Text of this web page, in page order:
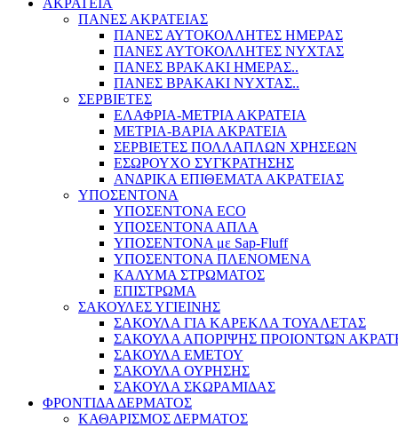
ΑΚΡΑΤΕΙΑ
ΠΑΝΕΣ ΑΚΡΑΤΕΙΑΣ
ΠΑΝΕΣ ΑΥΤΟΚΟΛΛΗΤΕΣ ΗΜΕΡΑΣ
ΠΑΝΕΣ ΑΥΤΟΚΟΛΛΗΤΕΣ ΝΥΧΤΑΣ
ΠΑΝΕΣ ΒΡΑΚΑΚΙ ΗΜΕΡΑΣ..
ΠΑΝΕΣ ΒΡΑΚΑΚΙ ΝΥΧΤΑΣ..
ΣΕΡΒΙΕΤΕΣ
ΕΛΑΦΡΙΑ-ΜΕΤΡΙΑ ΑΚΡΑΤΕΙΑ
ΜΕΤΡΙΑ-ΒΑΡΙΑ ΑΚΡΑΤΕΙΑ
ΣΕΡΒΙΕΤΕΣ ΠΟΛΛΑΠΛΩΝ ΧΡΗΣΕΩΝ
ΕΣΩΡΟΥΧΟ ΣΥΓΚΡΑΤΗΣΗΣ
ΑΝΔΡΙΚΑ ΕΠΙΘΕΜΑΤΑ ΑΚΡΑΤΕΙΑΣ
ΥΠΟΣΕΝΤΟΝΑ
ΥΠΟΣΕΝΤΟΝΑ ECO
ΥΠΟΣΕΝΤΟΝΑ ΑΠΛΑ
ΥΠΟΣΕΝΤΟΝΑ με Sap-Fluff
ΥΠΟΣΕΝΤΟΝΑ ΠΛΕΝΟΜΕΝΑ
ΚΑΛΥΜΑ ΣΤΡΩΜΑΤΟΣ
ΕΠΙΣΤΡΩΜΑ
ΣΑΚΟΥΛΕΣ ΥΓΙΕΙΝΗΣ
ΣΑΚΟΥΛΑ ΓΙΑ ΚΑΡΕΚΛΑ ΤΟΥΑΛΕΤΑΣ
ΣΑΚΟΥΛΑ ΑΠΟΡΙΨΗΣ ΠΡΟΙΟΝΤΩΝ
ΣΑΚΟΥΛΑ ΕΜΕΤΟΥ
ΣΑΚΟΥΛΑ ΟΥΡΗΣΗΣ
ΣΑΚΟΥΛΑ ΣΚΩΡΑΜΙΔΑΣ
ΦΡΟΝΤΙΔΑ ΔΕΡΜΑΤΟΣ
ΚΑΘΑΡΙΣΜΟΣ ΔΕΡΜΑΤΟΣ